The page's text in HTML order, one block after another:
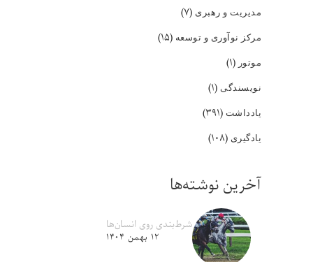
مدیریت و رهبری (۷)
مرکز نوآوری و توسعه (۱۵)
موتور (۱)
نویسندگی (۱)
یادداشت (۳۹۱)
یادگیری (۱۰۸)
آخرین نوشته‌ها
شرط‌بندی روی انسان‌ها
۱۲ بهمن ۱۴۰۴